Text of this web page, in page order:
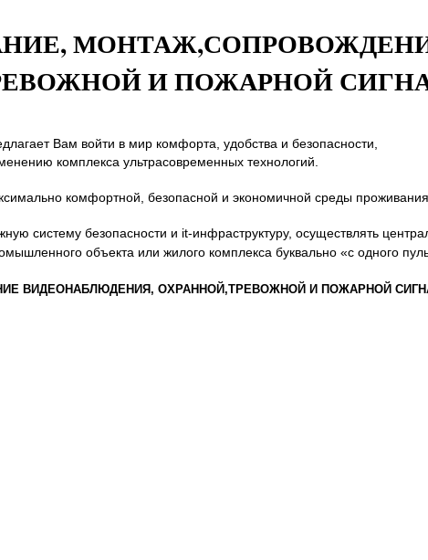
И ПОЖАРНОЙ
Вам войти в мир комфорта, удобства и безопасности,
комплекса ультрасовременных технологий.
комфортной, безопасной и экономичной среды проживания
систему безопасности и it-инфраструктуру, осуществлять
объекта или жилого комплекса буквально «с одного
ВИДЕОНАБЛЮДЕНИЯ, ОХРАННОЙ,ТРЕВОЖНОЙ И ПОЖАРНОЙ